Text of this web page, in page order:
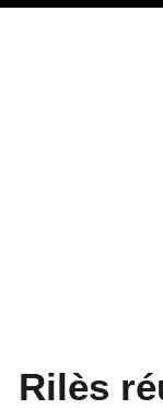
Rilès